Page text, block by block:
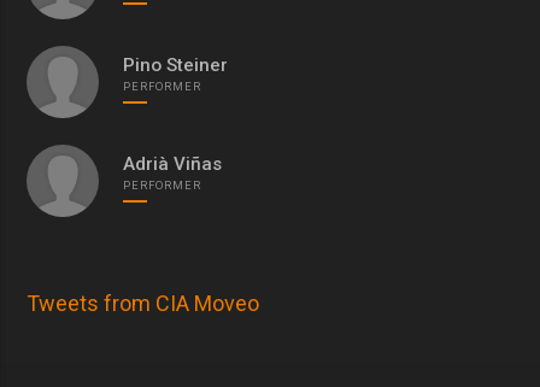
Pino Steiner
PERFORMER
Adrià Viñas
PERFORMER
Tweets from CIA Moveo